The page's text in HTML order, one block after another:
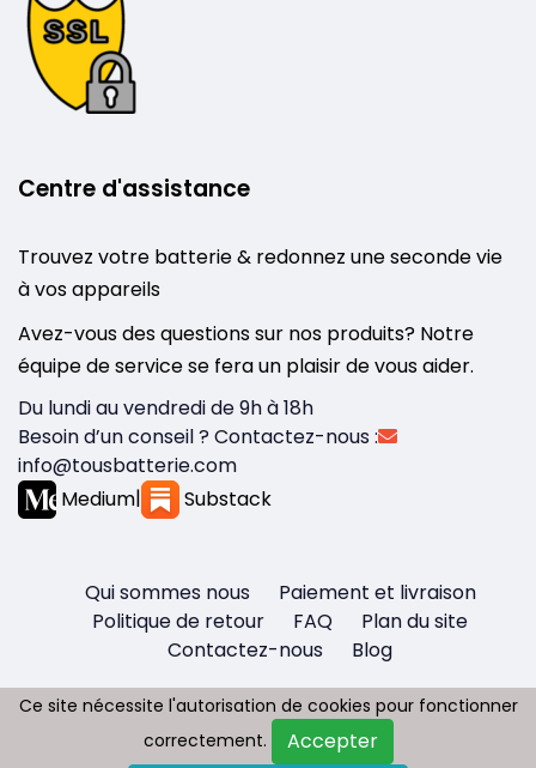
Centre d'assistance
Trouvez votre batterie & redonnez une seconde vie
à vos appareils
Avez-vous des questions sur nos produits? Notre
équipe de service se fera un plaisir de vous aider.
Du lundi au vendredi de 9h à 18h
Besoin d’un conseil ? Contactez-nous :
info@tousbatterie.com
Medium| Substack
Qui sommes nous
Paiement et livraison
Politique de retour
FAQ
Plan du site
Contactez-nous
Blog
Copyright © 2026 - Tous droit réservés
Ce site nécessite l'autorisation de cookies pour fonctionner
correctement.
Accepter
Ce site nécessite l'autorisation de cookies pour fonctionner
correctement.
Accepter